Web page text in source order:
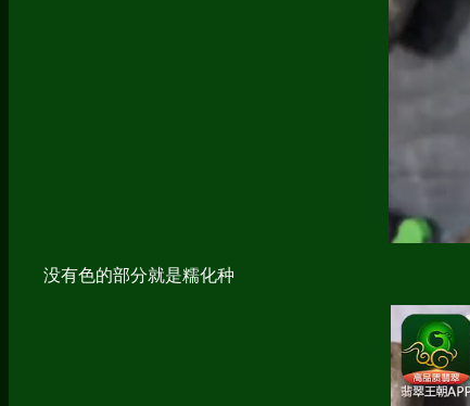
没有色的部分就是糯化种